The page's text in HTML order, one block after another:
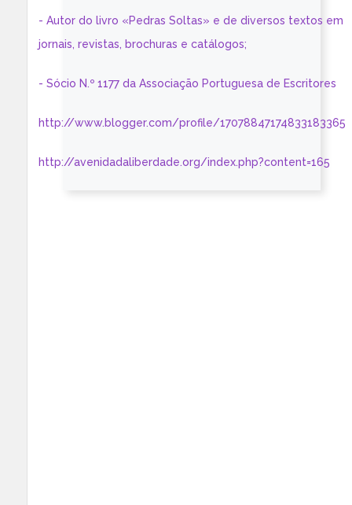
- Autor do livro «Pedras Soltas» e de diversos textos em
jornais, revistas, brochuras e catálogos;
- Sócio N.º 1177 da Associação Portuguesa de Escritores
http://www.blogger.com/profile/17078847174833183365
http://avenidadaliberdade.org/index.php?content=165